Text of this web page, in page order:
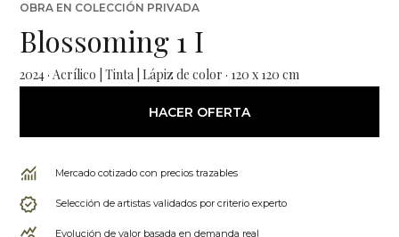
OBRA EN COLECCIÓN PRIVADA
Blossoming 1 I
2024 · Acrílico | Tinta | Lápiz de color · 120 x 120 cm
HACER OFERTA
Mercado cotizado con precios trazables
Selección de artistas validados por criterio experto
Evolución de valor basada en demanda real